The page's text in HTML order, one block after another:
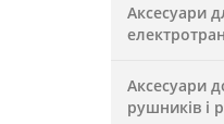
Аксесуари
Аксесуари
рушників і